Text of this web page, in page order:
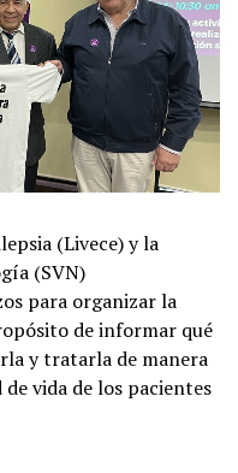
(Livece) y la
(SVN)
para organizar la
de informar qué
y tratarla de manera
vida de los pacientes